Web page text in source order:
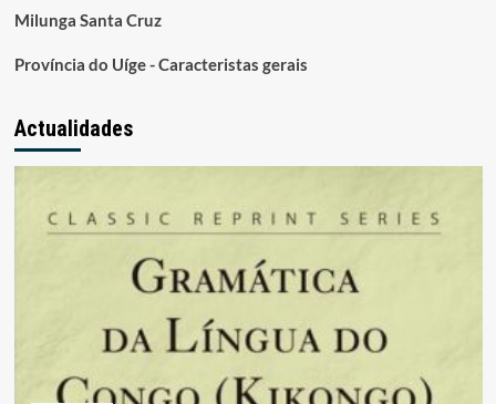
Milunga Santa Cruz
Província do Uíge - Caracteristas gerais
Actualidades